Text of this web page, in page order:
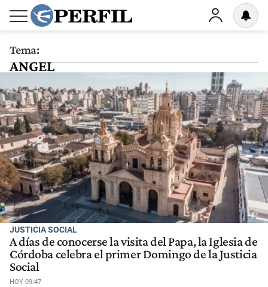
Tema:
ANGEL
JUSTICIA SOCIAL
A días de conocerse la visita del Papa, la Iglesia de
Córdoba celebra el primer Domingo de la Justicia
Social
HOY 09:47